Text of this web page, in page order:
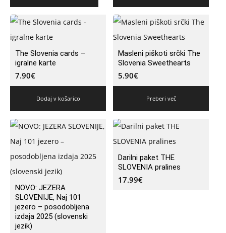
The Slovenia cards –
igralne karte
7.90€
Dodaj v košarico
Masleni piškoti srčki The
Slovenia Sweethearts
5.90€
Preberi več
NOVO: JEZERA
SLOVENIJE, Naj 101
jezero – posodobljena
izdaja 2025 (slovenski
jezik)
Darilni paket THE
SLOVENIA pralines
17.99€